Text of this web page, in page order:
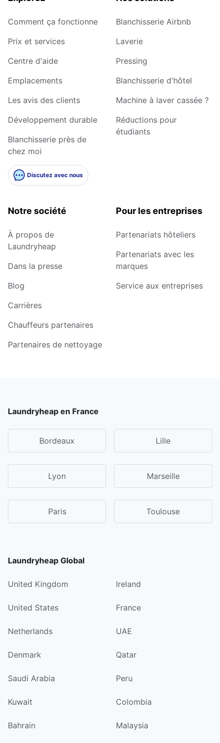
Comment ça fonctionne
Prix et services
Centre d'aide
Emplacements
Les avis des clients
Développement durable
Blanchisserie près de
chez moi
Discutez avec nous
Blanchisserie Airbnb
Laverie
Pressing
Blanchisserie d'hôtel
Machine à laver cassée ?
Réductions pour
étudiants
Notre société
À propos de
Laundryheap
Dans la presse
Blog
Carrières
Chauffeurs partenaires
Partenaires de nettoyage
Pour les entreprises
Partenariats hôteliers
Partenariats avec les
marques
Service aux entreprises
Laundryheap en France
Bordeaux Lille
Lyon Marseille
Paris Toulouse
Laundryheap Global
United Kingdom Ireland
United States France
Netherlands UAE
Denmark Qatar
Saudi Arabia Peru
Kuwait Colombia
Bahrain Malaysia